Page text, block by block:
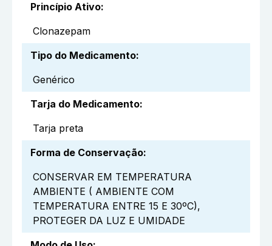
Princípio Ativo:
Clonazepam
Tipo do Medicamento:
Genérico
Tarja do Medicamento:
Tarja preta
Forma de Conservação:
CONSERVAR EM TEMPERATURA
AMBIENTE ( AMBIENTE COM
TEMPERATURA ENTRE 15 E 30ºC),
PROTEGER DA LUZ E UMIDADE